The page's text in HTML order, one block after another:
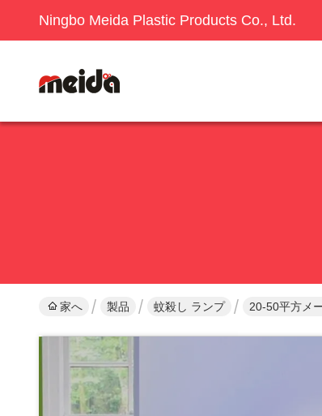
Ningbo Meida Plastic Products Co., Ltd.
家へ 製品 蚊殺し ランプ 20-50平方メ